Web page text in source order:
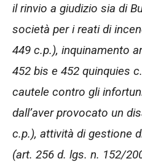
il rinvio a giudizio sia di
società per i reati di
449 c.p.), inquinamento
452 bis e 452 quinquies
cautele contro gli
dall’aver provocato un
c.p.), attività di gestione
(art. 256 d. lgs. n. 152/